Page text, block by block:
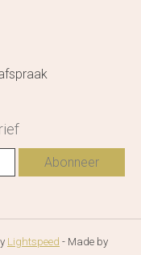
Abonneer
Lightspeed - Made by